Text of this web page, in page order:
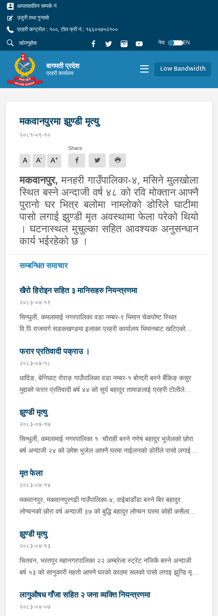
आपतकालिन सम्पर्क नं
उजुरी तथा गुनासो
प्रहरी कन्ट्रोल : १००, टोल फ्री नं.: १६६०५७५२१००
नेपा
EN
बागमती प्रदेश
प्रहरी कार्यालय Low Bandwidth
मकवानपुरमा झुण्डी मृत्यु
२०८१-०९-१०
A A- A+
Share
मकवानपुर, मनहरी गाउँपालिका-४, मसिने मुलखोला
स्थित बस्ने अन्दाजी वर्ष ४८ को रवि मोक्तान आफ्नै
पुरानो घर भित्र बलोमा नाम्लोको डोरिले घाटीमा
पासो लगाई झुण्डी मृत अवस्थामा फेला परेको थियो
। घटनास्थल मुचुल्का सहित आवश्यक अनुसन्धान
कार्य भईरहेको छ ।
सम्बन्धित समाचार
खैरो हिरोइन सहित ३ मानिसहरु नियन्त्रणमा
२०८३-०४-१९
सिन्धुली, कमलामाई नगरपालिका वडा नम्बर-९ भिमान चेकपोष्ट स्थित
वि.पि.राजमार्ग सडकखण्डमा इलाका प्रहरी कार्यालय भिमानबाट खटिएको
बर्दिवासको संयुक्त टोलीले मोरङबाट काठमाण्डौ तर्फ जाँदै गरेको चालक
सिन्धुली कमलामाई नगरपालिका वडा नम्बर- १२ बस्ने बर्ष अन्दाजी-२९ को
चन्द्र बहादुर माझीले चलाएको म.प्र. व०४-००१ ज ००८६ नं. को
यात्रुबाहक E.V. हायसमा सवार जिल्ला सिराह मिर्चैया नगरपालिका-५ बस्ने
ल्याएको तरकारीको बोरा भित्र डब्बामा प्लास्टिकले पोका पारी लुकाई छिपाई
ल्याएको लागु औषध खैरो हिरोइन जस्तो देखिने गिलो पदार्थ ४५.१९० फेला
पारी नियन्त्रणमा लिई सोधपुछ गर्दा पछाडी मोटरसाइकलमा सवार चालक
अभिषेक कुमार साह र सवार राहुल कुमार मण्डलले उक्त सामान दिई पठाएको
भनि खुल्न आएको हुँदा मोटरसाइकल सहित निजहरुलाई नियन्त्रणमा लिई थप
अनुसन्धान कार्य भईरहेको ।
फरार प्रतिवादी पक्राउ ।
२०८३-०४-१८
धादिङ, बेनिघाट रोराङ गाउँपालिका वडा नम्बर-१ बोन्द्री बस्ने बैंकिङ कसुर
मुद्दाको फरार प्रतिवादी बर्ष ४४ को सुर्य बहादुर तामाङलाई प्रहरी टोलीले
झुण्डी मृत्यु
२०८३-०४-१७
सिन्धुली, कमलामाई नगरपालिका १ चौराही बस्ने गणेष बहादुर भुजेलको छोरा
बर्ष अन्दाजी २४ को उमेश भुजेल आफ्नै घरमा नाईलनको डोरीले पासो लगाई
घटनास्थलमा मुचुल्का सहित थप अनुसन्धान कार्य भइरहेको ।
मृत फेला
२०८३-०४-१४
मकवानपुर, मकवानपुरगढी गाउँपालिका-४, वाईबाडाँडा बस्ने बिर बहादुर
लोप्चनको छोरा वर्ष अन्दाजी ३७ को बुद्धि बहादुर लोप्चन घरमा कोही कसैलाई
मिति २०८३।०४।१४ गते सोहि स्थित कुसुमटार खोल्सामा घोप्टो परी मृत
अवस्थामा फेला परेको । यस घटना सम्बन्धमा थप अनुसन्धान कार्य भईरहेको
छ ।
झुण्डी मृत्यु
२०८३-०४-१३
चितवन, भरतपुर महानगरपालिका २२ अम्ब्रेला स्ट्रेट नजिकै बस्ने अन्दाजी
बर्ष ५३ को सानुकारी महतो आफ्नै घरको काठमा सलको पासो लगाइ झुन्डि मृत्यु
सहित थप अनुसन्धान कार्य भइरहेको ।
लागुऔषध गाँजा सहित २ जना व्यक्ति नियन्त्रणमा
२०८३-०४-०७